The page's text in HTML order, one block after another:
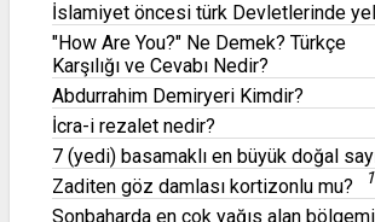
İslamiyet öncesi türk Devletlerinde
"How Are You?" Ne Demek? Türkçe
Karşılığı ve Cevabı Nedir?
Abdurrahim Demiryeri Kimdir?
İcra-i rezalet nedir?
7 (yedi) basamaklı en büyük doğal
Zaditen göz damlası kortizonlu mu?
Sonbaharda en cok yağıs alan